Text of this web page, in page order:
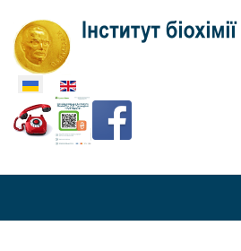
Оберіть свою мову